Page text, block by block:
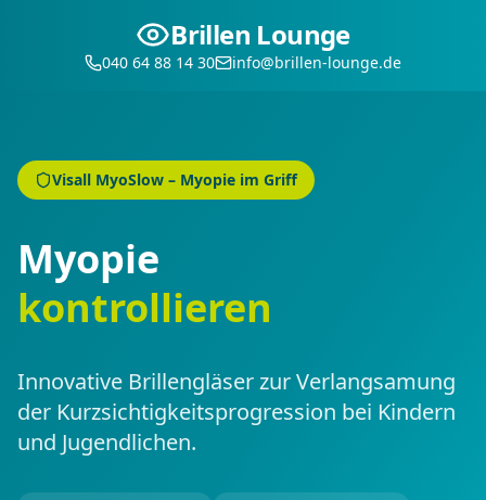
Brillen Lounge
040 64 88 14 30 info@brillen-lounge.de
Visall MyoSlow – Myopie im Griff
Myopie
kontrollieren
Innovative Brillengläser zur Verlangsamung
der Kurzsichtigkeitsprogression bei Kindern
und Jugendlichen.